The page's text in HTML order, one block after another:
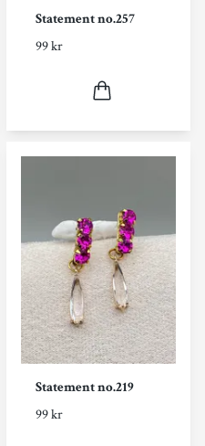
Statement no.257
99 kr
Statement no.219
99 kr